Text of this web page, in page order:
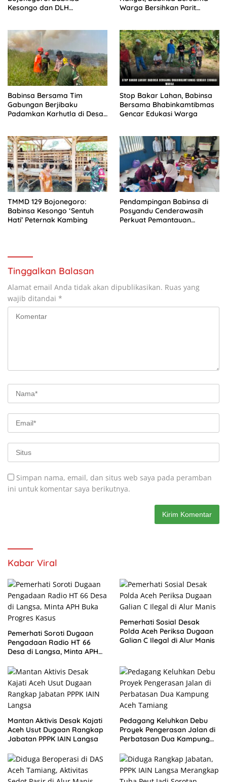
Kesongo dan DLH
Tanggul Sungai
Warga Bersihkan Parit
Babinsa Bersama Tim
Gabungan Berjibaku
Padamkan Karhutla di Desa
Stop Bakar Lahan, Babinsa
Bersama Bhabinkamtibmas
Gencar Edukasi Warga
TMMD 129 Bojonegoro:
Babinsa Kesongo ‘Sentuh
Hati’ Peternak Kambing
Pendampingan Babinsa di
Posyandu Cenderawasih
Perkuat Pemantauan
Tinggalkan Balasan
Alamat email Anda tidak akan dipublikasikan. Ruas yang
wajib ditandai *
Simpan nama, email, dan situs web saya pada peramban
ini untuk komentar saya berikutnya.
Kabar Viral
Pemerhati Soroti Dugaan
Pengadaan Radio HT 66
Desa di Langsa, Minta APH
Pemerhati Sosial Desak
Polda Aceh Periksa Dugaan
Galian C Ilegal di Alur Manis
Mantan Aktivis Desak Kajati
Aceh Usut Dugaan Rangkap
Jabatan PPPK IAIN Langsa
Pedagang Keluhkan Debu
Proyek Pengerasan Jalan di
Perbatasan Dua Kampung